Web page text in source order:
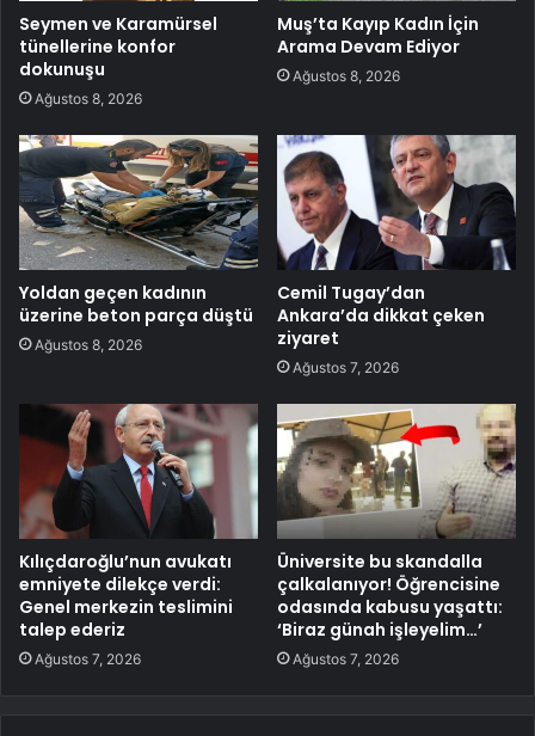
Seymen ve Karamürsel
tünellerine konfor
dokunuşu
Ağustos 8, 2026
Muş’ta Kayıp Kadın İçin
Arama Devam Ediyor
Ağustos 8, 2026
Yoldan geçen kadının
üzerine beton parça düştü
Ağustos 8, 2026
Cemil Tugay’dan
Ankara’da dikkat çeken
ziyaret
Ağustos 7, 2026
Kılıçdaroğlu’nun avukatı
emniyete dilekçe verdi:
Genel merkezin teslimini
talep ederiz
Ağustos 7, 2026
Üniversite bu skandalla
çalkalanıyor! Öğrencisine
odasında kabusu yaşattı:
‘Biraz günah işleyelim…’
Ağustos 7, 2026